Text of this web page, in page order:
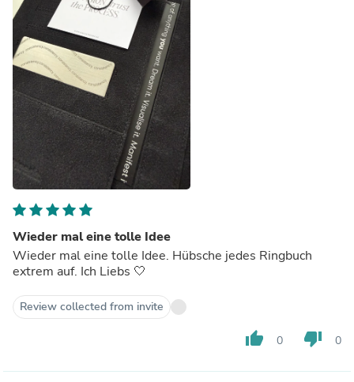
Wieder mal eine tolle Idee
Wieder mal eine tolle Idee. Hübsche jedes Ringbuch
extrem auf. Ich Liebs 🤍
Review collected from invite
thumb_up 0 thumb_down 0